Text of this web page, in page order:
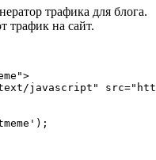
трафика для блога.
трафик на сайт.
javascript"